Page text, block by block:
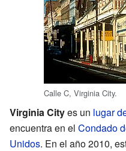
Calle C, Virginia City.
Virginia Cityes un lugar
encuentra en el Condado
Unidos. En el año 2010,